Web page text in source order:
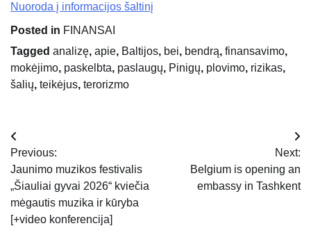
Nuoroda į informacijos šaltinį
Posted in FINANSAI
Tagged analizę, apie, Baltijos, bei, bendrą, finansavimo,
mokėjimo, paskelbta, paslaugų, Pinigų, plovimo, rizikas,
šalių, teikėjus, terorizmo
Navigacija
tarp
įrašų
Previous:
Jaunimo muzikos festivalis
„Šiauliai gyvai 2026“ kviečia
mėgautis muzika ir kūryba
[+video konferencija]
Next:
Belgium is opening an
embassy in Tashkent